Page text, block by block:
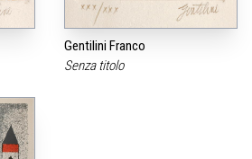
Gentilini Franco
Senza titolo